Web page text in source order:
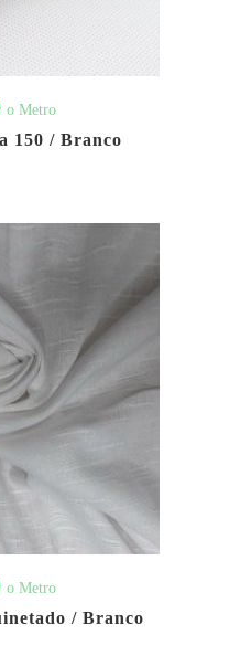
o Metro
150 / Branco
o Metro
/ Branco